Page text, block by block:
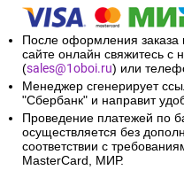
После оформления заказа
сайте онлайн свяжитесь с
(sales@1oboi.ru) или
Менеджер сгенерирует
"Сбербанк" и направит
Проведение платежей по
осуществляется без
соответствии с
MasterCard, МИР.